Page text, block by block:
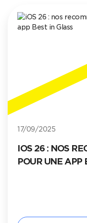
24/06/2025
APP